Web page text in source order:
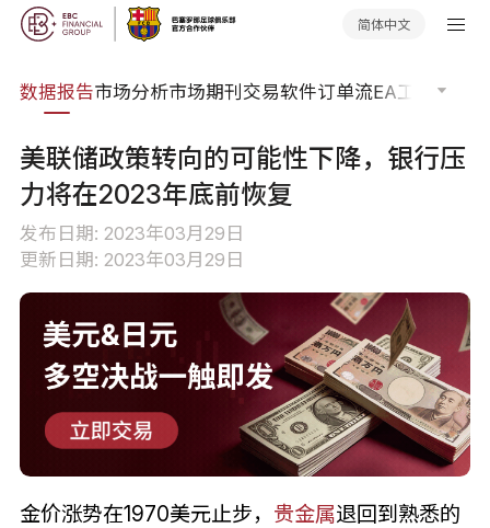
简体中文
数据报告市场分析市场期刊交易软件订单流EA工具库
美联储政策转向的可能性下降，银行压
力将在2023年底前恢复
发布日期: 2023年03月29日
更新日期: 2023年03月29日
金价涨势在1970美元止步， 贵金属退回到熟悉的